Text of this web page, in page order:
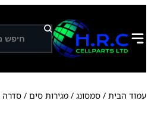
ח
י
פ
עמוד הבית / סמסונג / מגירות סים / סדרה S